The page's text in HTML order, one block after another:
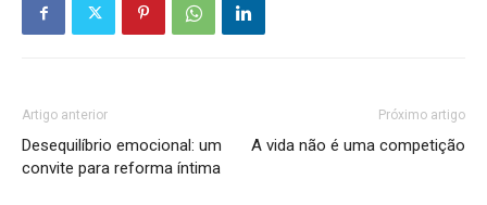
Artigo anterior
Desequilíbrio emocional: um
convite para reforma íntima
Próximo artigo
A vida não é uma competição